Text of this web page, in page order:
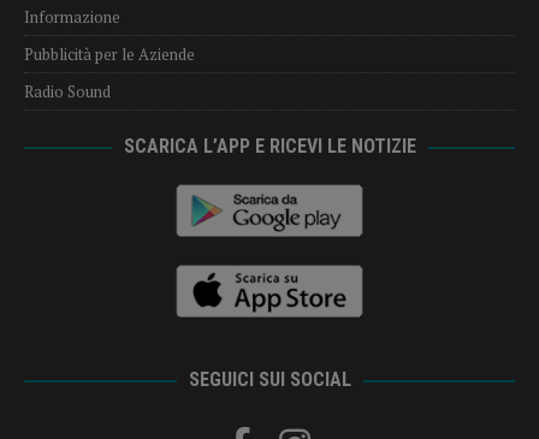
Informazione
Pubblicità per le Aziende
Radio Sound
SCARICA L’APP E RICEVI LE NOTIZIE
SEGUICI SUI SOCIAL